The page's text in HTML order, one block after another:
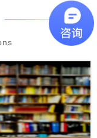
种不同的屏幕尺寸，
个网站。